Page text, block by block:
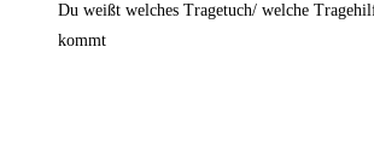
Du weißt welches Tragetuch/ welche
kommt